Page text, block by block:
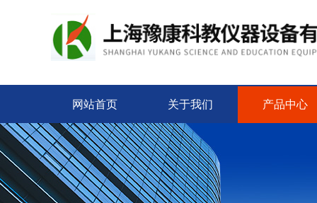
网站首页 关于我们 产品中心